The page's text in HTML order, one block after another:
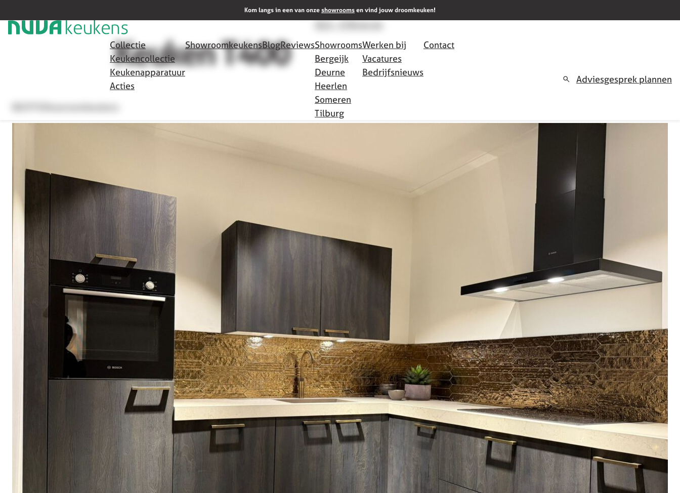
Kom langs in een van onze showrooms en vind jouw droomkeuken!
Collectie
Keukencollectie
Keukenapparatuur
Acties
ShowroomkeukensBlogReviewsShowrooms
Bergeijk
Deurne
Heerlen
Someren
Tilburg
Werken bij
Vacatures
Bedrijfsnieuws
Contact
Adviesgesprek plannen
Keuken T400
Meer info